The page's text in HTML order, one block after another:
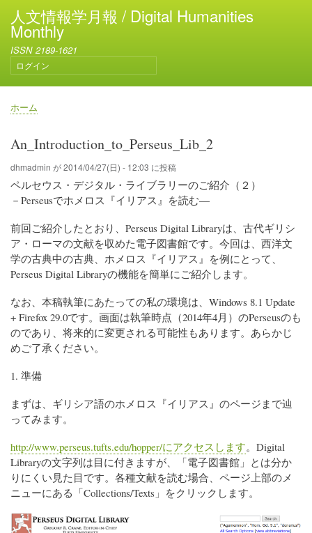
メ
イ
コ
テ
移
動
人文情報学月報 / Digital Humanities
Monthly
ISSN 2189-1621
ユ
ー
ザ
ー
カ
ン
ト
メ
ュ
ー
ログイン
パ
く
ず
ホーム
An_Introduction_to_Perseus_Lib_2
dhmadmin が2014/04/27(日) - 12:03 に投稿
ペルセウス・デジタル・ライブラリーのご紹介（２）
－Perseusでホメロス『イリアス』を読む―
前回ご紹介したとおり、Perseus Digital Libraryは、古代ギリシ
ア・ローマの文献を収めた電子図書館です。今回は、西洋文
学の古典中の古典、ホメロス『イリアス』を例にとって、
Perseus Digital Libraryの機能を簡単にご紹介します。
なお、本稿執筆にあたっての私の環境は、Windows 8.1 Update
+ Firefox 29.0です。画面は執筆時点（2014年4月）のPerseusのも
のであり、将来的に変更される可能性もあります。あらかじ
めご了承ください。
1. 準備
まずは、ギリシア語のホメロス『イリアス』のページまで辿
ってみます。
http://www.perseus.tufts.edu/hopper/にアクセスします。Digital
Libraryの文字列は目に付きますが、「電子図書館」とは分か
りにくい見た目です。各種文献を読む場合、ページ上部のメ
ニューにある「Collections/Texts」をクリックします。